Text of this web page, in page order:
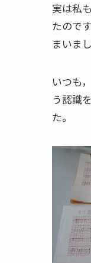
実は私
たので
まいま
いつも
う認識
た。